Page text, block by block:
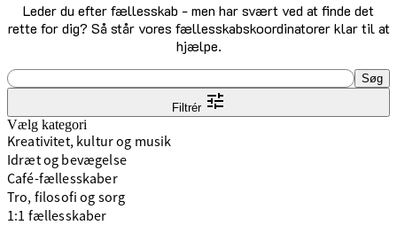
Leder du efter fællesskab - men har svært ved at finde det
rette for dig? Så står vores fællesskabskoordinatorer klar til at
hjælpe.
Søgefelt Søg
Filtrér
Vælg kategori
Kreativitet, kultur og musik
Idræt og bevægelse
Café-fællesskaber
Tro, filosofi og sorg
1:1 fællesskaber